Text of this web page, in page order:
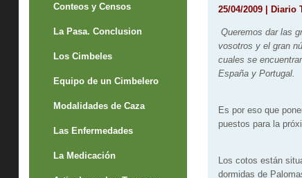
Conteos y Censos
La Pasa. Conclusion
Los Cimbeles
Equipo de un Cimbelero
Modalidades de Caza
Las Enfermedades
La Medicación
25/04/2009 | Diario
Queremos dar las
vosotros y el gran
cuales se
España y Portugal.
Es por eso que
puestos para la
Los cotos están
dormidas de